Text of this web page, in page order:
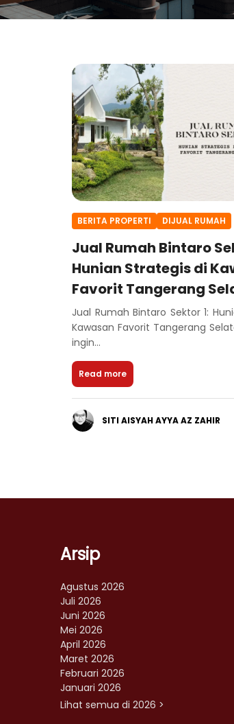
BERITA PROPERTI DIJUAL RUMAH
Jual Rumah Bintaro
Hunian Strategis di
Favorit Tangerang
Jual Rumah Bintaro Sektor 1:
Kawasan Favorit Tangerang
ingin...
Read more
SITI AISYAH AYYA AZ ZAHIR
Arsip
Agustus 2026
Juli 2026
Juni 2026
Mei 2026
April 2026
Maret 2026
Februari 2026
Januari 2026
Lihat semua di 2026 >